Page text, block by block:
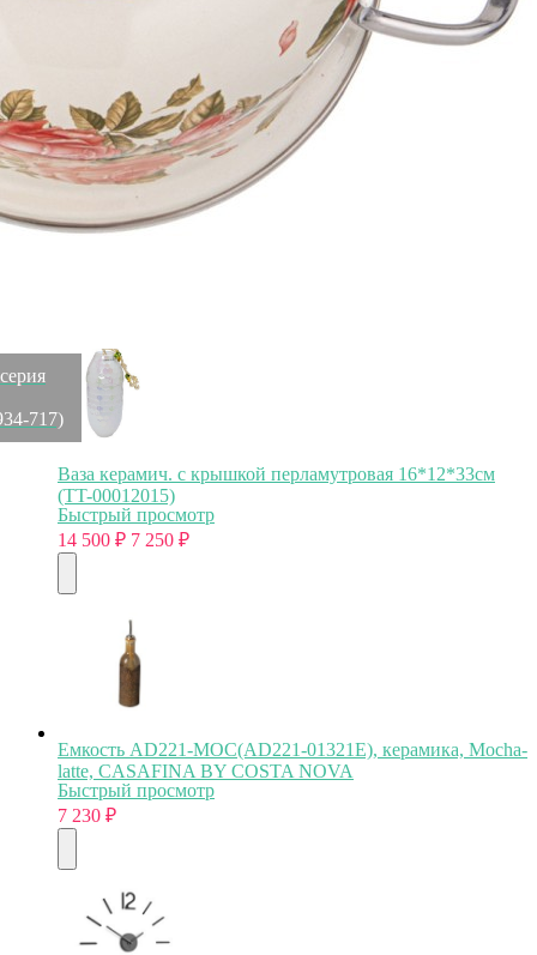
717)
Подсвечник высокий прозрачный d13*50см (TT-
00011283)
Быстрый просмотр
Ваза керамич. с крышкой перламутровая 16*12*33см
(TT-00012015)
Быстрый просмотр
14 500 ₽ 7 250 ₽
Емкость AD221-MOC(AD221-01321E), керамика, Mocha-
latte, CASAFINA BY COSTA NOVA
Быстрый просмотр
7 230 ₽